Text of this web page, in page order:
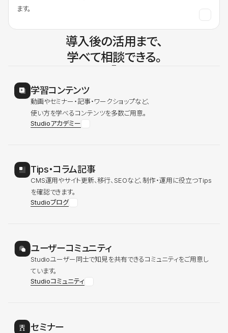
ます。
導入後の活用まで、
学べて相談できる。
学習コンテンツ
動画やセミナー・記事・ワークショップなど、
使い方を学べるコンテンツを多数ご用意。
Studioアカデミー
Tips・コラム記事
CMS運用やサイト更新、移行、SEOなど、制作・運用に役立つTips
を確認できます。
Studioブログ
ユーザーコミュニティ
Studioユーザー同士で知見を共有できるコミュニティをご用意し
ています。
Studioコミュニティ
セミナー